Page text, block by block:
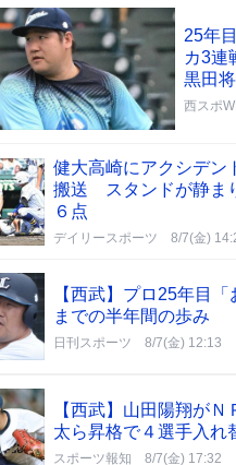
25年
カ3連
黒田
西スポ
健大高崎にアクシデ
搬送 スタンドが静ま
６点
デイリースポーツ 8/7(金)
【西武】プロ25年目
までの半年間の歩み
日刊スポーツ 8/7(金) 12:13
【西武】山田陽翔が
太ら昇格で４選手入れ
スポーツ報知 8/7(金) 17:32